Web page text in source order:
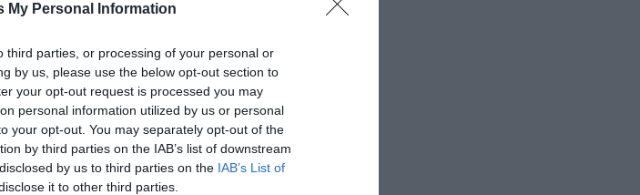
My Personal Information
parties, or processing of your personal or
by us, please use the below opt-out section to
your opt-out request is processed you may
personal information utilized by us or personal
your opt-out. You may separately opt-out of the
by third parties on the IAB’s list of downstream
by us to third parties on the IAB’s List of
it to other third parties.